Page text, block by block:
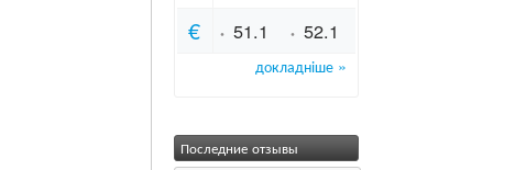
Последние отзывы